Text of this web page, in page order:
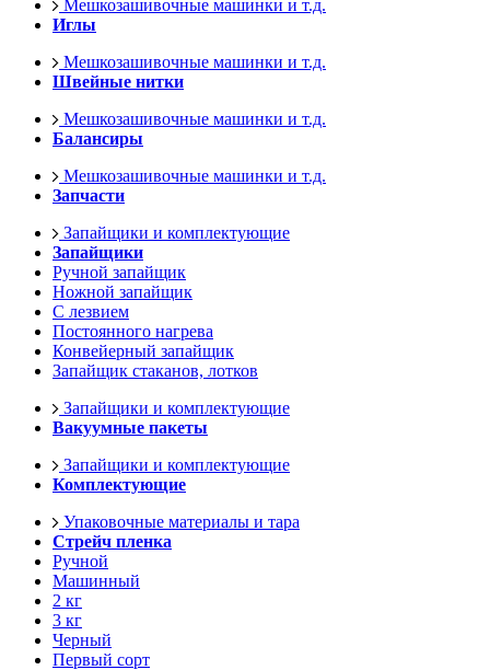
Мешкозашивочные машинки и т.д.
Иглы
Мешкозашивочные машинки и т.д.
Швейные нитки
Мешкозашивочные машинки и т.д.
Балансиры
Мешкозашивочные машинки и т.д.
Запчасти
Запайщики и комплектующие
Запайщики
Ручной запайщик
Ножной запайщик
С лезвием
Постоянного нагрева
Конвейерный запайщик
Запайщик стаканов, лотков
Запайщики и комплектующие
Вакуумные пакеты
Запайщики и комплектующие
Комплектующие
Упаковочные материалы и тара
Стрейч пленка
Ручной
Машинный
2 кг
3 кг
Черный
Первый сорт